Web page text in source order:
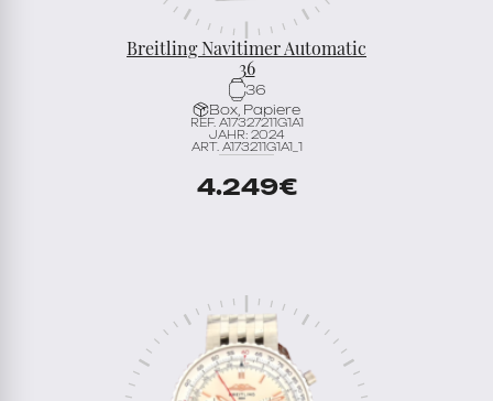
Breitling Navitimer Automatic
36
36
Box, Papiere
REF. A17327211G1A1
JAHR: 2024
ART. A173211G1A1_1
4.249€